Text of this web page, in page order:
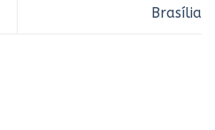
Brasília